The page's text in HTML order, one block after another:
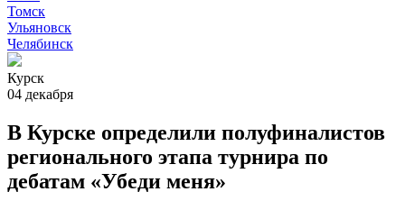
Томск
Ульяновск
Челябинск
Курск
04 декабря
В Курске определили полуфиналистов
регионального этапа турнира по
дебатам «Убеди меня»